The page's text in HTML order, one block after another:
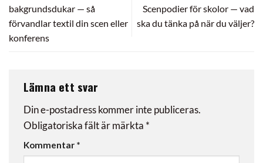
bakgrundsdukar — så
förvandlar textil din scen eller
konferens
Scenpodier för skolor — vad
ska du tänka på när du väljer?
Lämna ett svar
Din e-postadress kommer inte publiceras.
Obligatoriska fält är märkta *
Kommentar *